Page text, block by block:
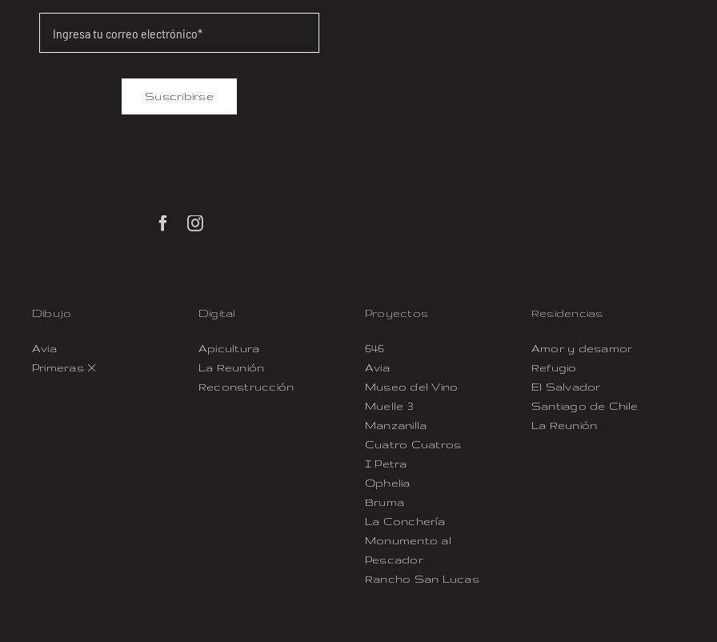
Suscribirse
Dibujo
Avia
Primeras X
Digital
Apicultura
La Reunión
Reconstrucción
Proyectos
646
Avia
Museo del Vino
Muelle 3
Manzanilla
Cuatro Cuatros
I Petra
Ophelia
Bruma
La Conchería
Monumento al
Pescador
Rancho San Lucas
Residencias
Amor y desamor
Refugio
El Salvador
Santiago de Chile
La Reunión